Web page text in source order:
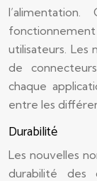
utilisateurs. Les
de
chaque
entre les
Durabilité
Les nouvelles
durabilité des